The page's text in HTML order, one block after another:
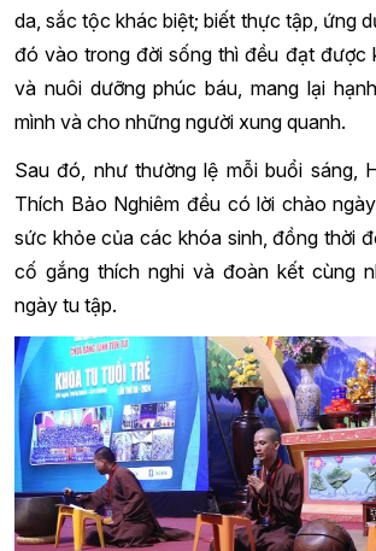
da, sắc tộc khác biệt; biết thực tập, ứng
đó vào trong đời sống thì đều đạt được
và nuôi dưỡng phúc báu, mang lại
mình và cho những người xung quanh.
Sau đó, như thường lệ mỗi buổi sáng,
Thích Bảo Nghiêm đều có lời chào
sức khỏe của các khóa sinh, đồng thời
cố gắng thích nghi và đoàn kết cùng
ngày tu tập.